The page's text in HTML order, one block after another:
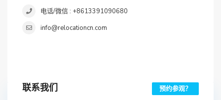
电话/微信 : +8613391090680
info@relocationcn.com
联系我们 预约参观？